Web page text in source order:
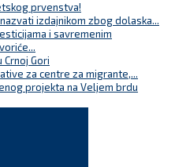
prvenstva!
izdajnikom zbog dolaska...
i savremenim
Gori
za centre za migrante,...
projekta na Veljem brdu